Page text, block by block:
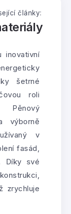
články:
inovativní
šetrné
roli
Pěnový
výborně
v
fasád,
Díky své
zrychluje